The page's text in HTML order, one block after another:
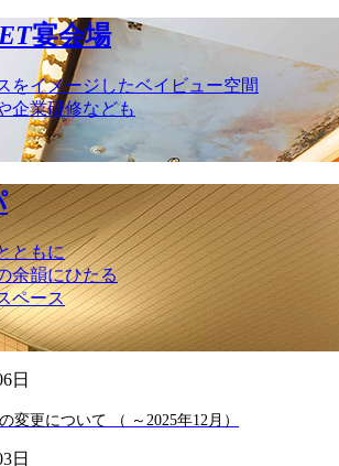
宴会場
をイメージしたベイビュー空間
企業研修なども
ともに
余韻にひたる
ペース
日
変更について （ ～2025年12月）
日